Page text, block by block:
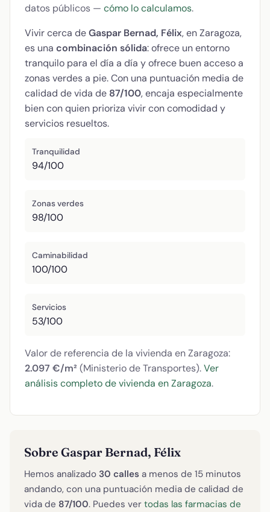
datos públicos — cómo lo calculamos.
Vivir cerca deGaspar Bernad, Félix, en Zaragoza,
es una combinación sólida: ofrece un entorno
tranquilo para el día a día y ofrece buen acceso a
zonas verdes a pie. Con una puntuación media de
calidad de vida de 87/100, encaja especialmente
bien con quien prioriza vivir con comodidad y
servicios resueltos.
Tranquilidad
94/100
Zonas verdes
98/100
Caminabilidad
100/100
Servicios
53/100
Valor de referencia de la vivienda en Zaragoza:
2.097 €/m² (Ministerio de Transportes).Ver
análisis completo de vivienda en Zaragoza.
Sobre Gaspar Bernad, Félix
Hemos analizado 30 calles a menos de 15 minutos
andando, con una puntuación media de calidad de
vida de 87/100. Puedes ver todas las farmacias de